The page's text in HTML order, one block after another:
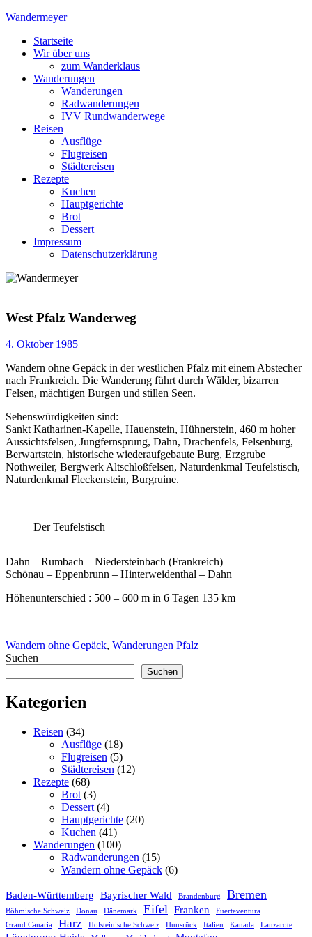
Skip
content
Wandermeyer
Das Wandern ist des Meyers Lust
Startseite
Wir über uns
zum Wanderklaus
Wanderungen
Wanderungen
Radwanderungen
IVV Rundwanderwege
Reisen
Ausflüge
Flugreisen
Städtereisen
Rezepte
Kuchen
Hauptgerichte
Brot
Dessert
Impressum
Datenschutzerklärung
West Pfalz Wanderweg
4. Oktober 1985
Wandern ohne Gepäck in der westlichen Pfalz mit einem Abstecher
nach Frankreich. Die Wanderung führt durch Wälder, bizarren
Felsen, mächtigen Burgen und stillen Seen.
Sehenswürdigkeiten sind:
Sankt Katharinen-Kapelle, Hauenstein, Hühnerstein, 460 m hoher
Aussichtsfelsen, Jungfernsprung, Dahn, Drachenfels, Felsenburg,
Berwartstein, historische wiederaufgebaute Burg, Erzgrube
Nothweiler, Bergwerk Altschloßfelsen, Naturdenkmal Teufelstisch,
Naturdenkmal Fleckenstein, Burgruine.
Der Teufelstisch
Dahn – Rumbach – Niedersteinbach (Frankreich) –
Schönau – Eppenbrunn – Hinterweidenthal – Dahn
Höhenunterschied : 500 – 600 m in 6 Tagen 135 km
Wandern ohne Gepäck, Wanderungen Pfalz
Suchen
Suchen
Kategorien
Reisen (34)
Ausflüge (18)
Flugreisen (5)
Städtereisen (12)
Rezepte (68)
Brot (3)
Dessert (4)
Hauptgerichte (20)
Kuchen (41)
Wanderungen (100)
Radwanderungen (15)
Wandern ohne Gepäck (6)
Baden-Württemberg Bayrischer Wald Brandenburg Bremen
Böhmische Schweiz Donau Dänemark Eifel Franken
Fuerteventura
Grand Canaria
Harz Holsteinische Schweiz Hunsrück Italien Kanada Lanzarote